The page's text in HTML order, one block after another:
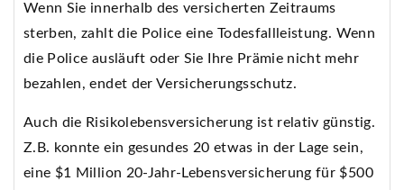
Wenn Sie innerhalb des versicherten Zeitraums
sterben, zahlt die Police eine Todesfallleistung. Wenn
die Police ausläuft oder Sie Ihre Prämie nicht mehr
bezahlen, endet der Versicherungsschutz.
Auch die Risikolebensversicherung ist relativ günstig.
Z.B. konnte ein gesundes 20 etwas in der Lage sein,
eine $1 Million 20-Jahr-Lebensversicherung für $500